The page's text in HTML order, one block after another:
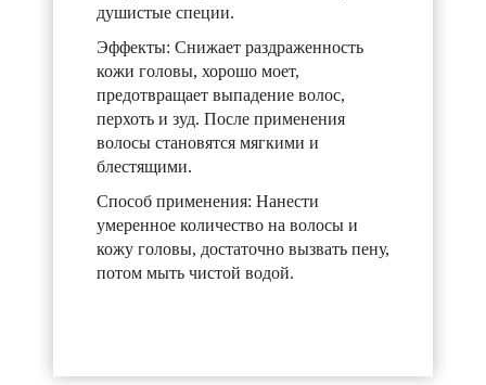
душистые специи.
Эффекты: Снижает раздраженность
кожи головы, хорошо моет,
предотвращает выпадение волос,
перхоть и зуд. После применения
волосы становятся мягкими и
блестящими.
Способ применения: Нанести
умеренное количество на волосы и
кожу головы, достаточно вызвать пену,
потом мыть чистой водой.